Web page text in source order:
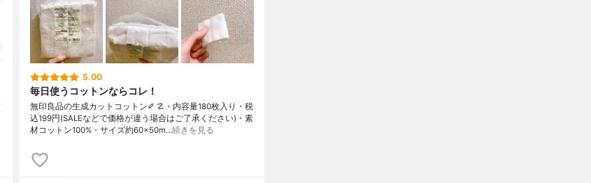
5.00
毎日使うコットンならコレ！
無印良品の生成カットコットン✐ ☡・内容量180枚入り・税
込199円(SALEなどで価格が違う場合はご了承ください)・素
材コットン100%・サイズ約60×50m…続きを見る